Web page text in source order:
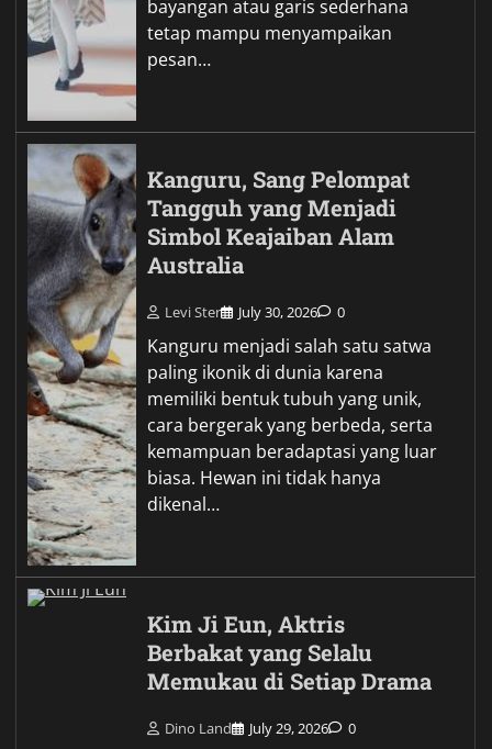
bayangan atau garis sederhana
tetap mampu menyampaikan
pesan…
Kanguru, Sang Pelompat
Tangguh yang Menjadi
Simbol Keajaiban Alam
Australia
Levi Ster July 30, 2026 0
Kanguru menjadi salah satu satwa
paling ikonik di dunia karena
memiliki bentuk tubuh yang unik,
cara bergerak yang berbeda, serta
kemampuan beradaptasi yang luar
biasa. Hewan ini tidak hanya
dikenal…
Kim Ji Eun, Aktris
Berbakat yang Selalu
Memukau di Setiap Drama
Dino Land July 29, 2026 0